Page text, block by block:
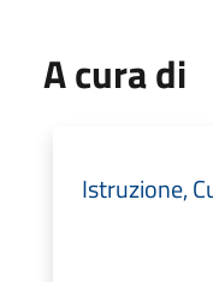
A cura di
Istruzione,